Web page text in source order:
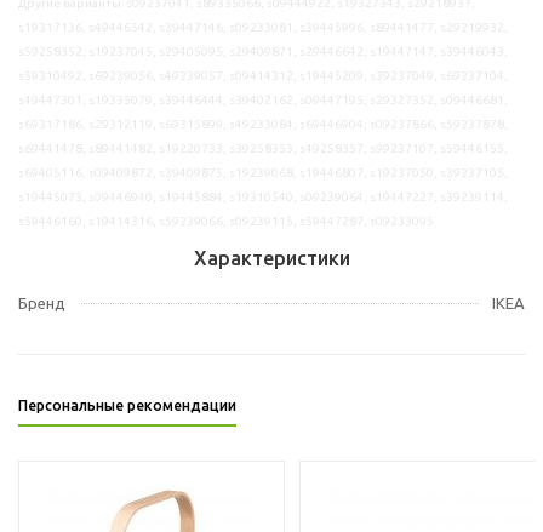
Характеристики
Бренд IKEA
Персональные рекомендации